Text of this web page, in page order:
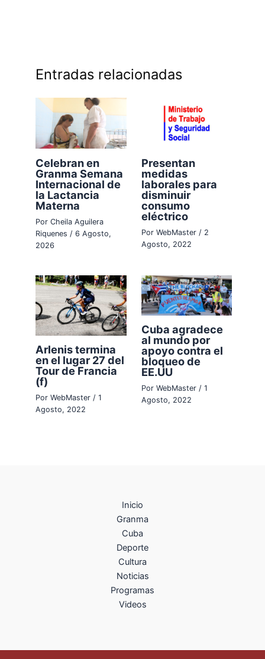
Entradas relacionadas
Celebran en
Granma Semana
Internacional de
la Lactancia
Materna
PorCheila Aguilera
Riquenes/6 Agosto,
2026
Presentan
medidas
laborales para
disminuir
consumo
eléctrico
Por WebMaster / 2
Agosto, 2022
Arlenis termina
en el lugar 27 del
Tour de Francia
(f)
PorWebMaster/1
Agosto, 2022
Cuba agradece
al mundo por
apoyo contra el
bloqueo de
EE.UU
Por WebMaster / 1
Agosto, 2022
Inicio
Granma
Cuba
Deporte
Cultura
Noticias
Programas
Videos